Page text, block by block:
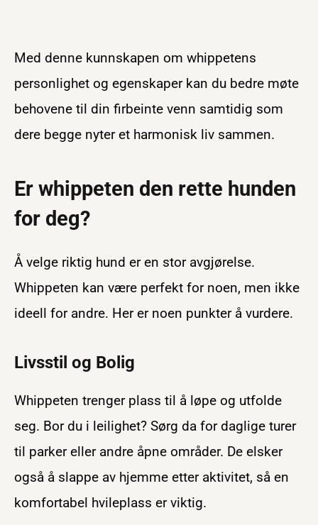
Med denne kunnskapen om whippetens
personlighet og egenskaper kan du bedre møte
behovene til din firbeinte venn samtidig som
dere begge nyter et harmonisk liv sammen.
Er whippeten den rette hunden
for deg?
Å velge riktig hund er en stor avgjørelse.
Whippeten kan være perfekt for noen, men ikke
ideell for andre. Her er noen punkter å vurdere.
Livsstil og Bolig
Whippeten trenger plass til å løpe og utfolde
seg. Bor du i leilighet? Sørg da for daglige turer
til parker eller andre åpne områder. De elsker
også å slappe av hjemme etter aktivitet, så en
komfortabel hvileplass er viktig.